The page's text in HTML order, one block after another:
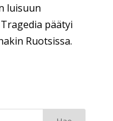
luisuun
päätyi
Ruotsissa.